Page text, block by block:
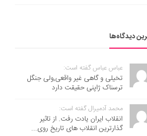
دیدگاه‌ها
عباس عباس گفته است:
تخیلی و گاهی غیر واقعی,ولی جنگل
ترسناک ژاپنی حقیقت دارد
محمد آدمیرال گفته است:
انقلاب ایران یادت رفت. از تاثیر
گذارترین انقلاب های تاریخ روی...